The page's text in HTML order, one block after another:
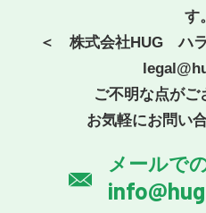
す。
＜ 株式会社HUG ハ
ご不明な点がご
お気軽にお問い
メールで